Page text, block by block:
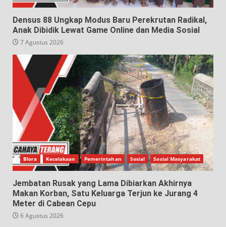
Densus 88 Ungkap Modus Baru Perekrutan Radikal,
Anak Dibidik Lewat Game Online dan Media Sosial
7 Agustus 2026
Blora Kecelakaan Pemerintahan Sosial Sosial Masyarakat
Jembatan Rusak yang Lama Dibiarkan Akhirnya
Makan Korban, Satu Keluarga Terjun ke Jurang 4
Meter di Cabean Cepu
6 Agustus 2026